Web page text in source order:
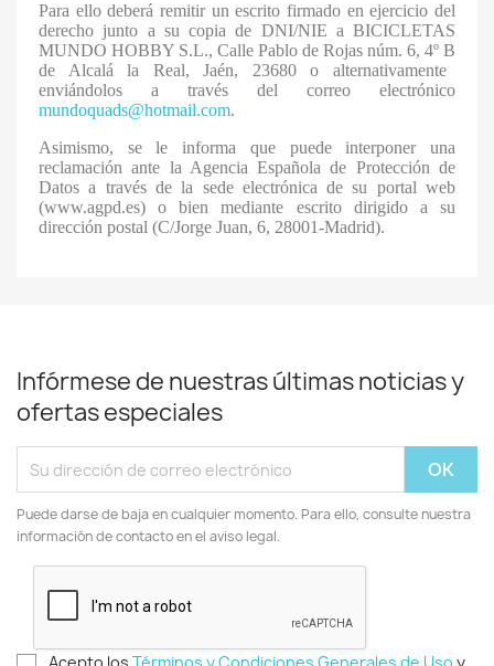
Para ello deberá remitir un escrito firmado en ejercicio del
derecho junto a su copia de DNI/NIE a BICICLETAS
MUNDO HOBBY S.L., Calle Pablo de Rojas núm. 6, 4º B
de Alcalá la Real, Jaén, 23680 o alternativamente
enviándolos a través del correo electrónico
mundoquads@hotmail.com.
Asimismo, se le informa que puede interponer una
reclamación ante la Agencia Española de Protección de
Datos a través de la sede electrónica de su portal web
(www.agpd.es) o bien mediante escrito dirigido a su
dirección postal (C/Jorge Juan, 6, 28001-Madrid).
Infórmese de nuestras últimas noticias y
ofertas especiales
Puede darse de baja en cualquier momento. Para ello, consulte nuestra
información de contacto en el aviso legal.